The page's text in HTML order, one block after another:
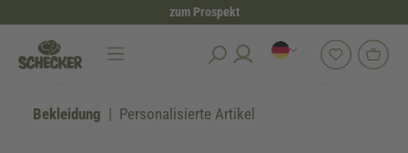
zum Prospekt
Bekleidung Personalisierte Artikel